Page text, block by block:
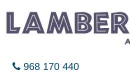
968 170 440